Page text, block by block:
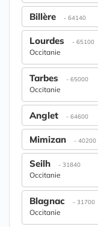
Billère - 64140
Lourdes - 65100
Occitanie
Tarbes - 65000
Occitanie
Anglet - 64600
Mimizan - 40200
Seilh - 31840
Occitanie
Blagnac - 31700
Occitanie